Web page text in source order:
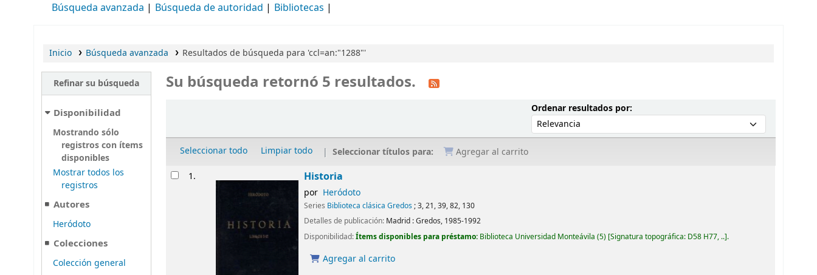
Búsqueda avanzada Búsqueda de autoridad Bibliotecas
Inicio Búsqueda avanzada Resultados de búsqueda para 'ccl=an:"1288"'
Refinar su búsqueda
Disponibilidad
Mostrando sólo
registros con ítems
disponibles
Mostrar todos los
registros
Autores
Heródoto
Colecciones
Colección general
Su búsqueda retornó 5 resultados.
Ordenar resultados por:Ordenar por:
Seleccionar todo Limpiar todo Seleccionar títulos para: Agregar al carrito
Resultados
1. Historia
por Heródoto
Series Biblioteca clásica Gredos; 3, 21, 39, 82, 130
Detalles de publicación: Madrid :Gredos, 1985-1992
Disponibilidad:Ítems disponibles para préstamo: Biblioteca Universidad Monteávila (5) Signatura topográfica: D58 H77, .. .
Agregar al carrito